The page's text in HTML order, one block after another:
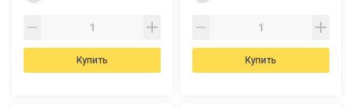
Купить Купить